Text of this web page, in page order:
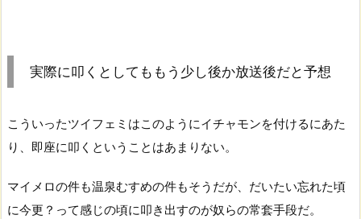
実際に叩くとしてももう少し後か放送後だと予想
こういったツイフェミはこのようにイチャモンを付けるにあた
り、即座に叩くということはあまりない。
マイメロの件も温泉むすめの件もそうだが、だいたい忘れた頃
に今更？って感じの頃に叩き出すのが奴らの常套手段だ。